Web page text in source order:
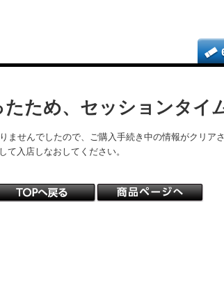
ため、セッションタイ
ませんでしたので、ご購入手続き中の情報がクリアさ
て入店しなおしてください。